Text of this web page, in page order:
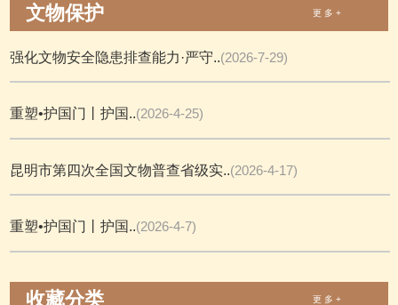
文物保护 更 多 +
强化文物安全隐患排查能力·严守..(2026-7-29)
重塑•护国门丨护国..(2026-4-25)
昆明市第四次全国文物普查省级实..(2026-4-17)
重塑•护国门丨护国..(2026-4-7)
收藏分类 更 多 +